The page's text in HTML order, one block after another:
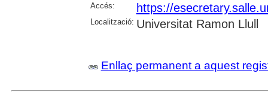
Accés: https://
Localització: Universitat Ramon Llull
Enllaç permanent a aquest